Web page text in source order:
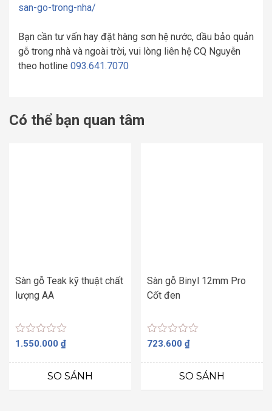
san-go-trong-nha/
Bạn cần tư vấn hay đặt hàng sơn hệ nước, dầu bảo quản
gỗ trong nhà và ngoài trời, vui lòng liên hệ CQ Nguyễn
theo hotline 093.641.7070
Có thể bạn quan tâm
Sàn gỗ Teak kỹ thuật chất
lượng AA
Được
hạng
sao
1.550.000 ₫
SO SÁNH
Sàn gỗ Binyl 12mm Pro
Cốt đen
Được
hạng
sao
723.600₫
SO SÁNH